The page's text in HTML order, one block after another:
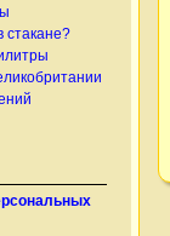
стакане?